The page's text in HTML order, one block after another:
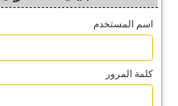
اسم المستخدم
كلمة المرور